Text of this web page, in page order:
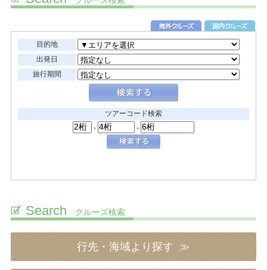
Search クルーズ検索
行先・海域より探す